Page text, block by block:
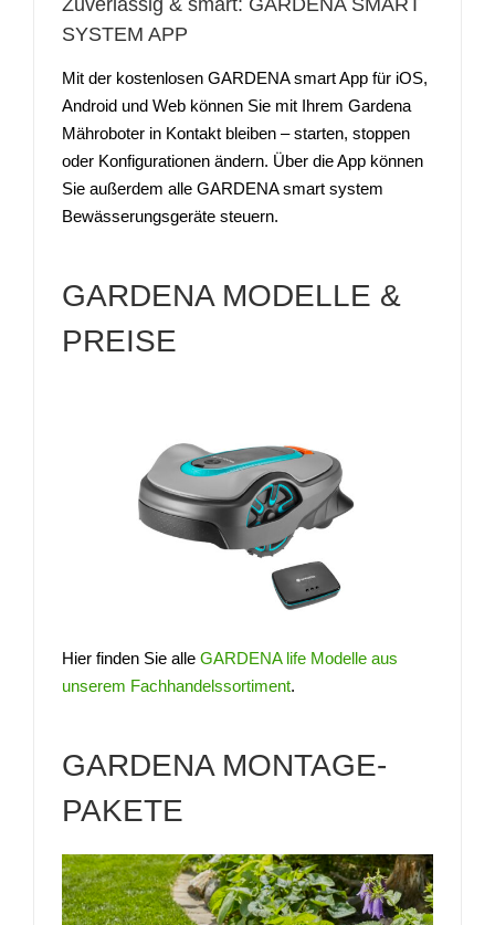
Zuverlässig & smart: GARDENA SMART
SYSTEM APP
Mit der kostenlosen GARDENA smart App für iOS,
Android und Web können Sie mit Ihrem Gardena
Mähroboter in Kontakt bleiben – starten, stoppen
oder Konfigurationen ändern. Über die App können
Sie außerdem alle GARDENA smart system
Bewässerungsgeräte steuern.
GARDENA MODELLE &
PREISE
Hier finden Sie alle GARDENA life Modelle aus
unserem Fachhandelssortiment.
GARDENA MONTAGE-
PAKETE